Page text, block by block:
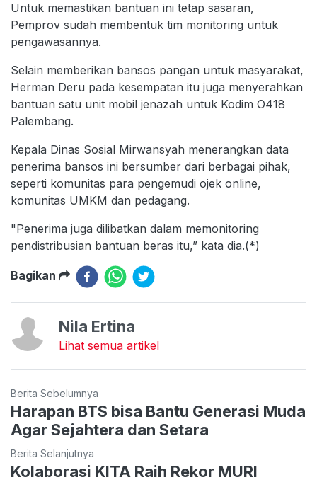
Untuk memastikan bantuan ini tetap sasaran,
Pemprov sudah membentuk tim monitoring untuk
pengawasannya.
Selain memberikan bansos pangan untuk masyarakat,
Herman Deru pada kesempatan itu juga menyerahkan
bantuan satu unit mobil jenazah untuk Kodim O418
Palembang.
Kepala Dinas Sosial Mirwansyah menerangkan data
penerima bansos ini bersumber dari berbagai pihak,
seperti komunitas para pengemudi ojek online,
komunitas UMKM dan pedagang.
"Penerima juga dilibatkan dalam memonitoring
pendistribusian bantuan beras itu,” kata dia.(*)
Bagikan
Nila Ertina
Lihat semua artikel
Berita Sebelumnya
Harapan BTS bisa Bantu Generasi Muda
Agar Sejahtera dan Setara
Berita Selanjutnya
Kolaborasi KITA Raih Rekor MURI